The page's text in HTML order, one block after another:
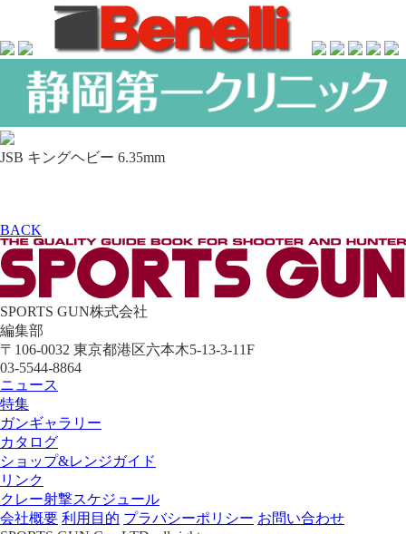
JSB キングヘビー 6.35mm
BACK
SPORTS GUN株式会社
編集部
〒106-0032 東京都港区六本木5-13-3-11F
03-5544-8864
ニュース
特集
ガンギャラリー
カタログ
ショップ&レンジガイド
リンク
クレー射撃スケジュール
会社概要 利用目的 プラバシーポリシー お問い合わせ